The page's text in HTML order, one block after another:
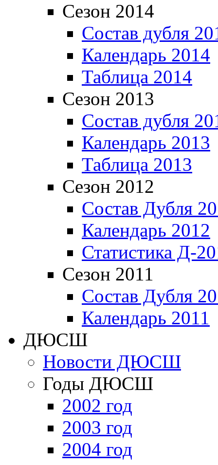
Сезон 2014
Состав дубля
Календарь 2014
Таблица 2014
Сезон 2013
Состав дубля
Календарь 2013
Таблица 2013
Сезон 2012
Состав Дубля
Календарь 2012
Статистика Д-
Сезон 2011
Состав Дубля
Календарь 2011
ДЮСШ
Новости ДЮСШ
Годы ДЮСШ
2002 год
2003 год
2004 год